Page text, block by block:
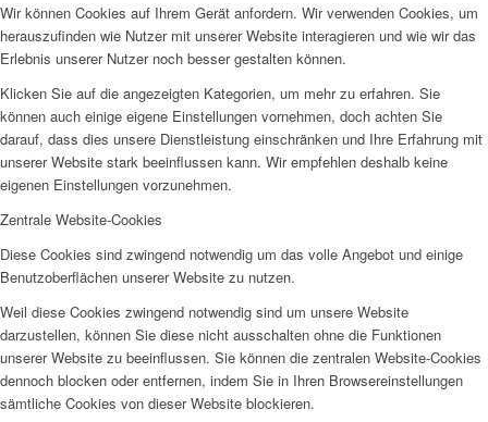
Wir können Cookies auf Ihrem Gerät anfordern. Wir verwenden Cookies, um
herauszufinden wie Nutzer mit unserer Website interagieren und wie wir das
Erlebnis unserer Nutzer noch besser gestalten können.
Klicken Sie auf die angezeigten Kategorien, um mehr zu erfahren. Sie
können auch einige eigene Einstellungen vornehmen, doch achten Sie
darauf, dass dies unsere Dienstleistung einschränken und Ihre Erfahrung mit
unserer Website stark beeinflussen kann. Wir empfehlen deshalb keine
eigenen Einstellungen vorzunehmen.
Zentrale Website-Cookies
Diese Cookies sind zwingend notwendig um das volle Angebot und einige
Benutzoberflächen unserer Website zu nutzen.
Weil diese Cookies zwingend notwendig sind um unsere Website
darzustellen, können Sie diese nicht ausschalten ohne die Funktionen
unserer Website zu beeinflussen. Sie können die zentralen Website-Cookies
dennoch blocken oder entfernen, indem Sie in Ihren Browsereinstellungen
sämtliche Cookies von dieser Website blockieren.